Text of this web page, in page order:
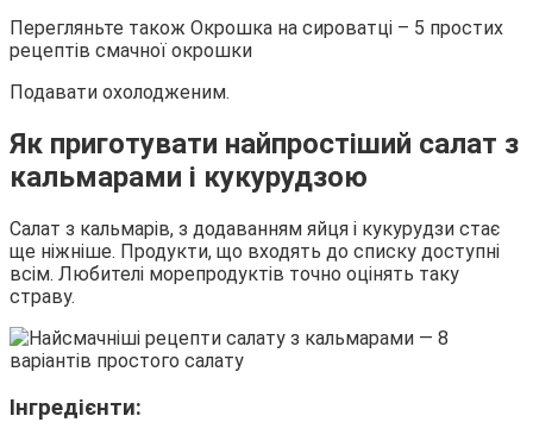
Перегляньте також Окрошка на сироватці – 5 простих
рецептів смачної окрошки
Подавати охолодженим.
Як приготувати найпростіший салат з
кальмарами і кукурудзою
Салат з кальмарів, з додаванням яйця і кукурудзи стає
ще ніжніше. Продукти, що входять до списку доступні
всім. Любителі морепродуктів точно оцінять таку
страву.
Інгредієнти: